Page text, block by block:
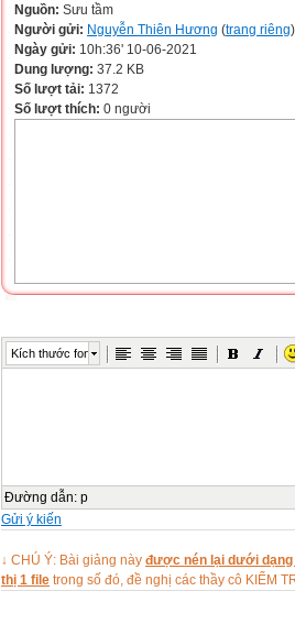
Nguồn: Sưu tầm
Người gửi: Nguyễn Thiên Hương (trang riêng)
Ngày gửi: 10h:36' 10-06-2021
Dung lượng: 37.2 KB
Số lượt tải: 1372
Số lượt thích: 0 người
Kích thước font
Đường dẫn: p
Gửi ý kiến
↓ CHÚ Ý: Bài giảng này được nén lại dưới
thị 1 file trong số đó, đề nghị các thầy cô KIỂM